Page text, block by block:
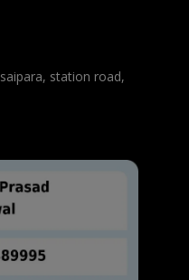
station road,